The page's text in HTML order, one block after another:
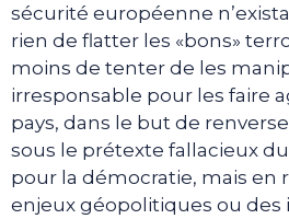
sécurité européenne
rien de flatter les «bons»
moins de tenter de les
irresponsable pour les faire
pays, dans le but de
sous le prétexte fallacieux
pour la démocratie, mais en
enjeux géopolitiques ou des